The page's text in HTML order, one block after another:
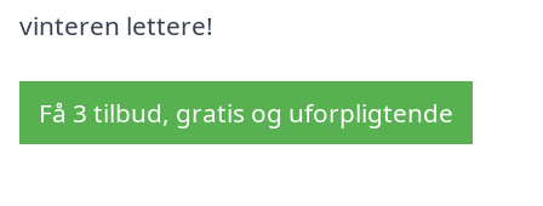
vinteren lettere!
Få 3 tilbud, gratis og uforpligtende